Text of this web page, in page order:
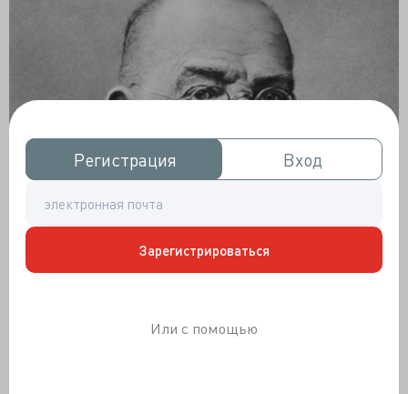
Регистрация
Регистрация Вход
Вход
Зарегистрироваться
Или с помощью